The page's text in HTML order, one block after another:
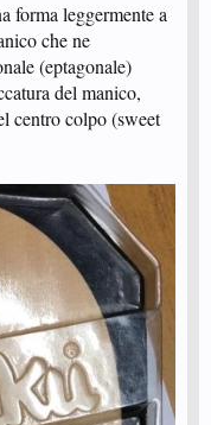
forma leggermente a
che ne
(eptagonale)
del manico,
centro colpo (sweet